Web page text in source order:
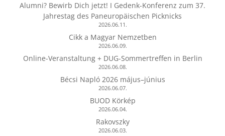
Alumni? Bewirb Dich jetzt! I Gedenk-Konferenz zum 37.
Jahrestag des Paneuropäischen Picknicks
2026.06.11.
Cikk a Magyar Nemzetben
2026.06.09.
Online-Veranstaltung + DUG-Sommertreffen in Berlin
2026.06.08.
Bécsi Napló 2026 május–június
2026.06.07.
BUOD Körkép
2026.06.04.
Rakovszky
2026.06.03.